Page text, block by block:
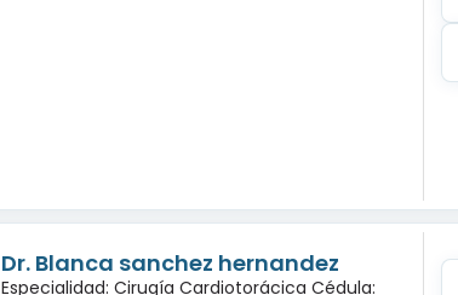
Dr. Blanca sanchez hernandez
Especialidad: Cirugía Cardiotorácica Cédula: